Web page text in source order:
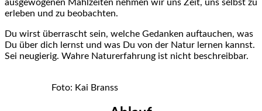
ausgewogenen Mahlzeiten nehmen wir uns Zeit, uns selbst zu
erleben und zu beobachten.
Du wirst überrascht sein, welche Gedanken auftauchen, was
Du über dich lernst und was Du von der Natur lernen kannst.
Sei neugierig. Wahre Naturerfahrung ist nicht beschreibbar.
Foto: Kai Branss